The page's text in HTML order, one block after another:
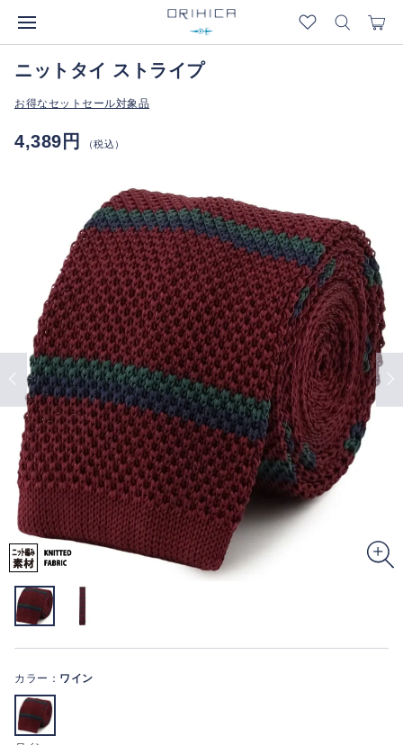
ニットタイ ストライプ
お得なセットセール対象品
4,389円 （税込）
カラー： ワイン